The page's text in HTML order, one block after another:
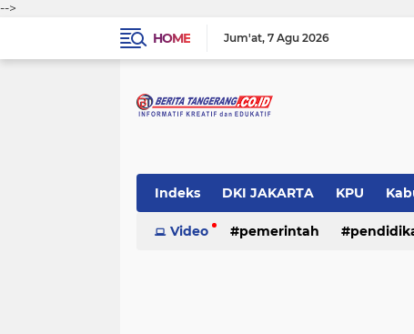
-->
HOME
Jum'at 7 Agu 2026
Indeks DKI JAKARTA KPU
Pemerintah Pendidikan Polri
Video pemerintah